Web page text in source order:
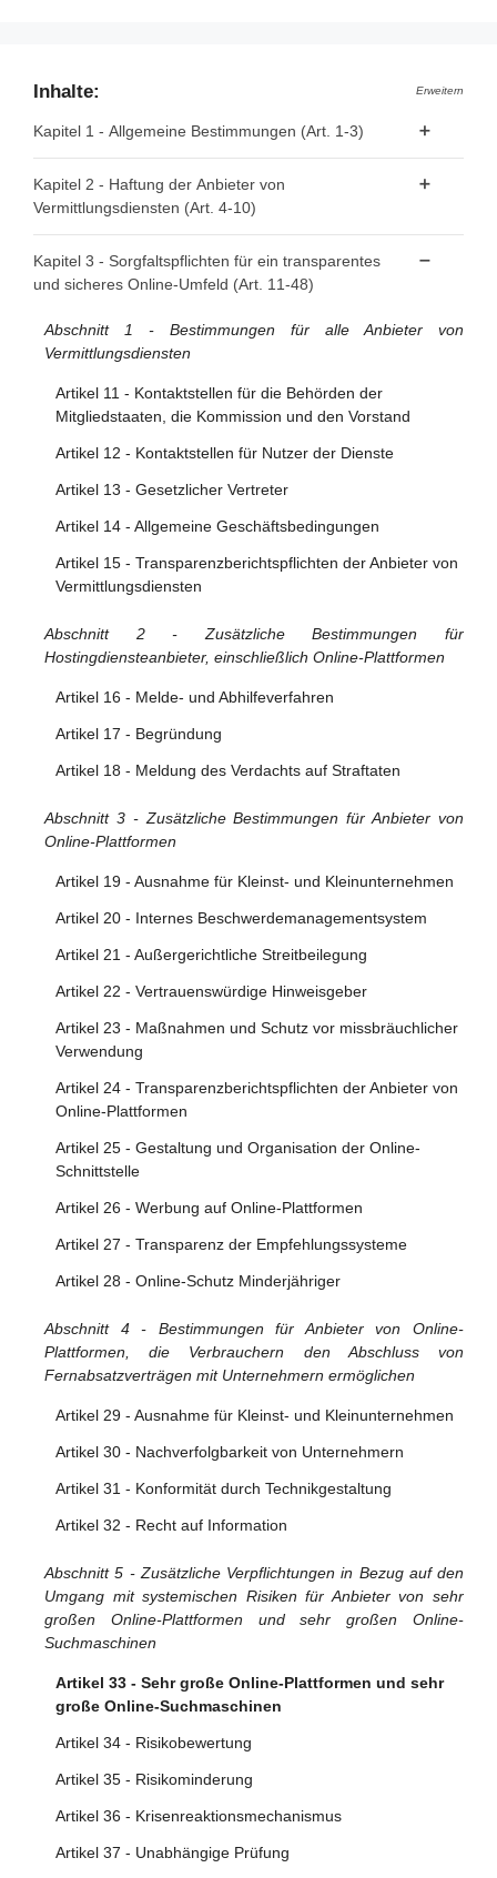
Inhalte: Erweitern
Kapitel 1 - Allgemeine Bestimmungen (Art. 1-3)
Artikel 2 - Geltungsbereich
Kapitel 2 - Haftung der Anbieter von
Vermittlungsdiensten (Art. 4-10)
Artikel 5 - "Caching"
Artikel 6 - Hosting
Artikel 7 - Freiwillige Untersuchungen auf Eigeninitiative
und Einhaltung der Rechtsvorschriften
Artikel 8 - Keine allgemeine Verpflichtung zur
Überwachung oder aktiven Nachforschung
Artikel 9 - Anordnungen zum Vorgehen gegen
Artikel 10 - Auskunftsanordnungen
Kapitel 3 - Sorgfaltspflichten für ein transparentes
und sicheres Online-Umfeld (Art. 11-48)
Abschnitt 1 - Bestimmungen für alle Anbieter von
Vermittlungsdiensten
Artikel 11 - Kontaktstellen für die Behörden der
Mitgliedstaaten, die Kommission und den Vorstand
Artikel 12 - Kontaktstellen für Nutzer der Dienste
Artikel 13 - Gesetzlicher Vertreter
Artikel 14 - Allgemeine Geschäftsbedingungen
Artikel 15 - Transparenzberichtspflichten der Anbieter von
Vermittlungsdiensten
Abschnitt 2 - Zusätzliche Bestimmungen für
Hostingdiensteanbieter, einschließlich Online-Plattformen
Artikel 16 - Melde- und Abhilfeverfahren
Artikel 17 - Begründung
Artikel 18 - Meldung des Verdachts auf Straftaten
Abschnitt 3 - Zusätzliche Bestimmungen für Anbieter von
Online-Plattformen
Artikel 19 - Ausnahme für Kleinst- und Kleinunternehmen
Artikel 20 - Internes Beschwerdemanagementsystem
Artikel 21 - Außergerichtliche Streitbeilegung
Artikel 22 - Vertrauenswürdige Hinweisgeber
Artikel 23 - Maßnahmen und Schutz vor missbräuchlicher
Verwendung
Artikel 24 - Transparenzberichtspflichten der Anbieter von
Online-Plattformen
Artikel 25 - Gestaltung und Organisation der Online-
Schnittstelle
Artikel 26 - Werbung auf Online-Plattformen
Artikel 27 - Transparenz der Empfehlungssysteme
Artikel 28 - Online-Schutz Minderjähriger
Abschnitt 4 - Bestimmungen für Anbieter von Online-
Plattformen, die Verbrauchern den Abschluss von
Fernabsatzverträgen mit Unternehmern ermöglichen
Artikel 29 - Ausnahme für Kleinst- und Kleinunternehmen
Artikel 30 - Nachverfolgbarkeit von Unternehmern
Artikel 31 - Konformität durch Technikgestaltung
Artikel 32 - Recht auf Information
Abschnitt 5 - Zusätzliche Verpflichtungen in Bezug auf den
Umgang mit systemischen Risiken für Anbieter von sehr
großen Online-Plattformen und sehr großen Online-
Suchmaschinen
Artikel 33 - Sehr große Online-Plattformen und sehr
große Online-Suchmaschinen
Artikel 34 - Risikobewertung
Artikel 35 - Risikominderung
Artikel 36 - Krisenreaktionsmechanismus
Artikel 37 - Unabhängige Prüfung